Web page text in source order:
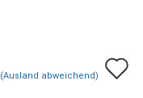
(Ausland abweichend)